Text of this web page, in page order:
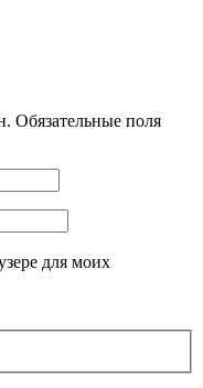
Обязательные поля
для моих